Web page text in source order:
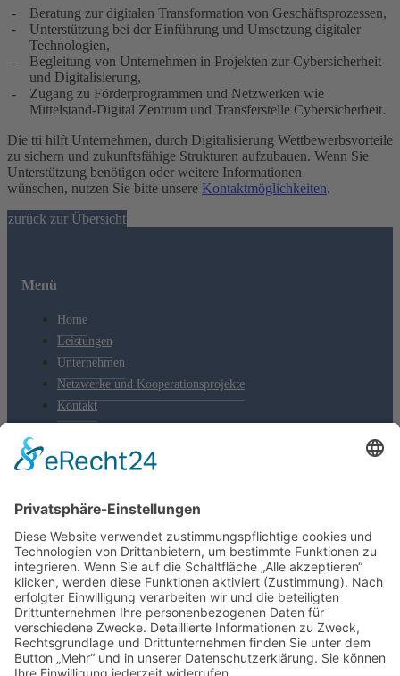
Beratung zur digitalen Transformation von Geschäftsprozessen,
Unterstützung bei der Einführung und Umsetzung digitaler
Technologien,
Begleitung von Unternehmen in Projekten zur Cybersicherheit
und Digitalisierung,
Zugang zu Förderprogrammen und Netzwerken wie
Mittelstand-Digital Zentrum und Transferstelle Cybersicherheit.
Die tti hilft Unternehmen, durch Digitalisierung Wettbewerbsvorteile
zu sichern und zukunftsfähige Strukturen aufzubauen. Wenn Sie
Unterstützung benötigen oder weitere Informationen
wünschen, nutzen Sie bitte unsere Kontaktmöglichkeiten.
zurück zur Übersicht
Menü
Home
Leistungen
Unternehmen
Netzwerke und Kooperationsprojekte
Kontakt
Kontakt
Tel.: +49 391 74435-20
E-Mail:Diese E-Mail-Adresse ist vor Spambots geschützt! Zur
Anzeige muss JavaScript eingeschaltet sein.
Bruno-Wille-Straße 9 • 39108 Magdeburg
LinkedIn